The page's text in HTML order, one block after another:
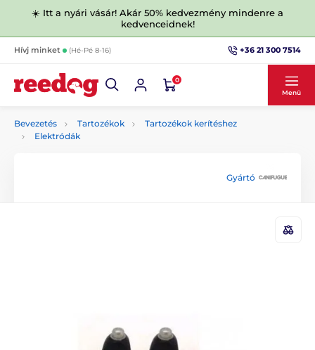
☀️ Itt a nyári vásár! Akár 50% kedvezmény mindenre a
kedvenceidnek!
Hívj minket (Hé-Pé 8-16) +36 21 300 7514
0
Menü
Bevezetés Tartozékok
Tartozékok kerítéshez
Elektródák
Gyártó